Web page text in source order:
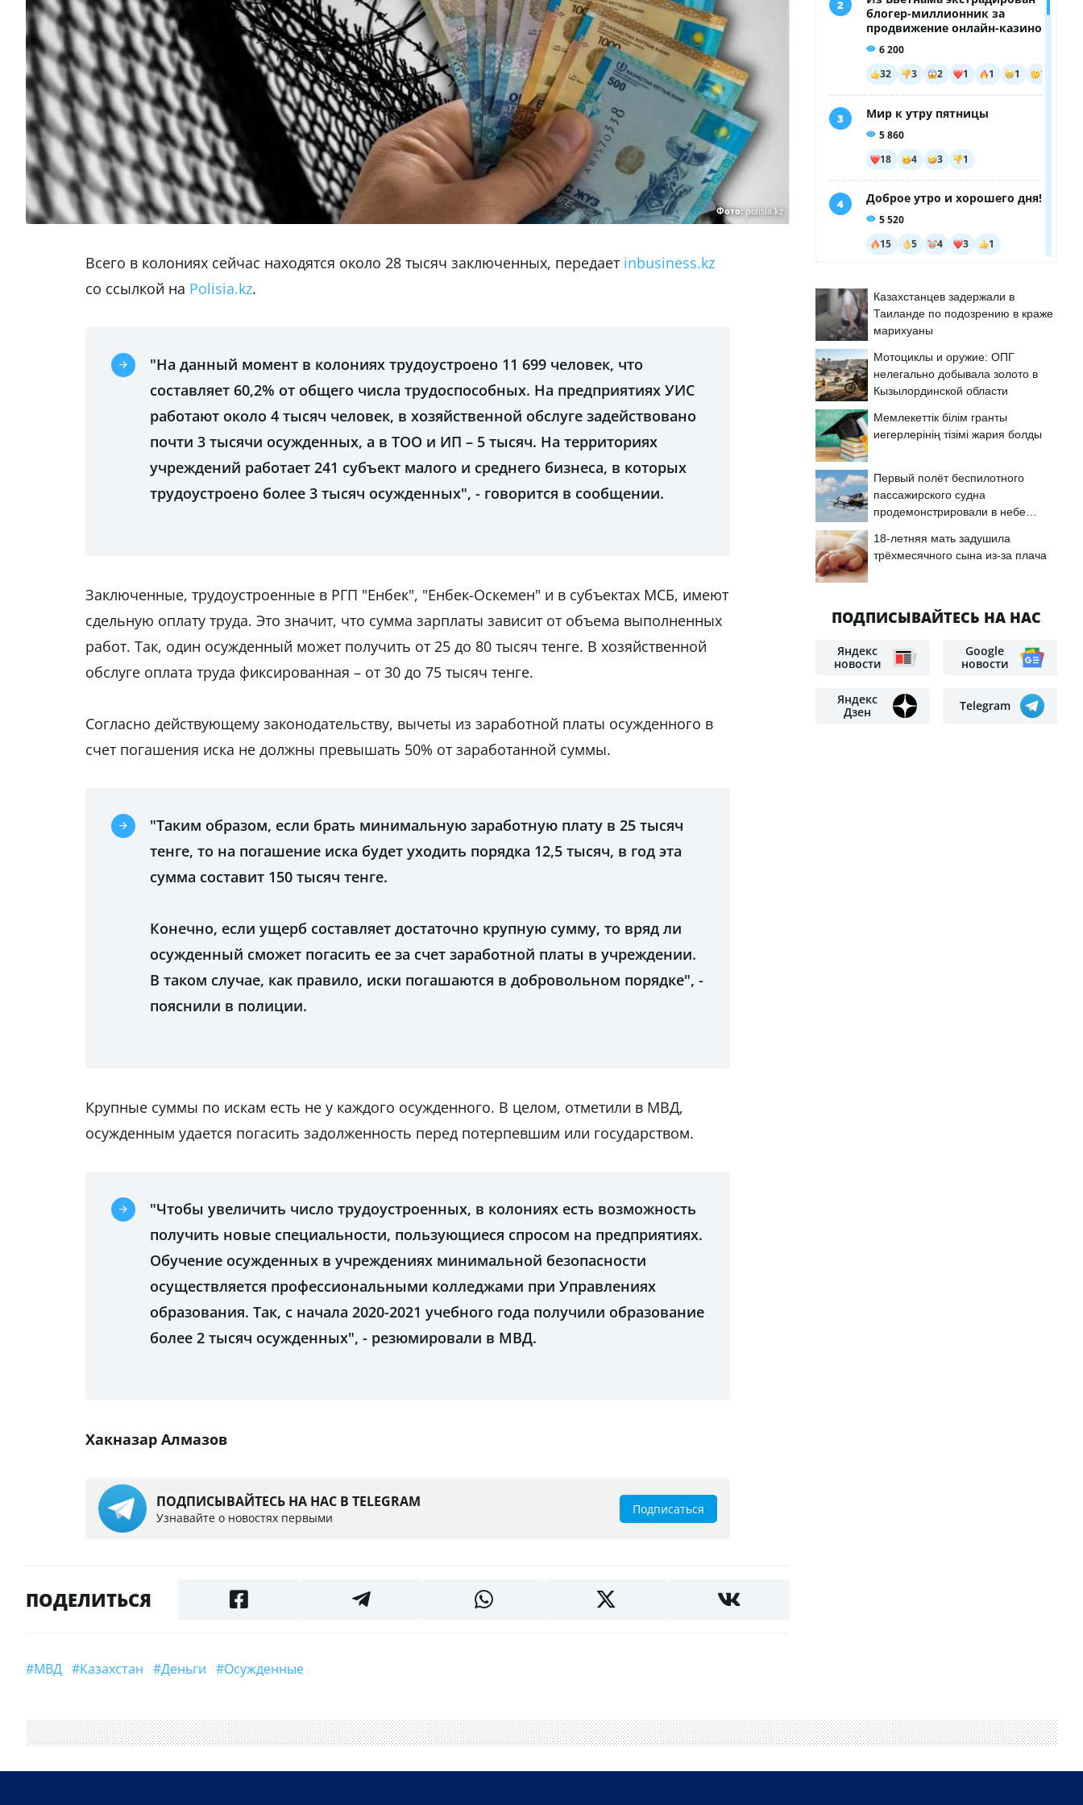
Фото:polisia.kz
Всего в колониях сейчас находятся около 28 тысяч заключенных, передает inbusiness.kz
со ссылкой на Polisia.kz.
"На данный момент в колониях трудоустроено 11 699 человек, что
составляет 60,2% от общего числа трудоспособных. На предприятиях УИС
работают около 4 тысяч человек, в хозяйственной обслуге задействовано
почти 3 тысячи осужденных, а в ТОО и ИП – 5 тысяч. На территориях
учреждений работает 241 субъект малого и среднего бизнеса, в которых
трудоустроено более 3 тысяч осужденных", - говорится в сообщении.
Заключенные, трудоустроенные в РГП "Енбек", "Енбек-Оскемен" и в субъектах МСБ, имеют
сдельную оплату труда. Это значит, что сумма зарплаты зависит от объема выполненных
работ. Так, один осужденный может получить от 25 до 80 тысяч тенге. В хозяйственной
обслуге оплата труда фиксированная – от 30 до 75 тысяч тенге.
Согласно действующему законодательству, вычеты из заработной платы осужденного в
счет погашения иска не должны превышать 50% от заработанной суммы.
"Таким образом, если брать минимальную заработную плату в 25 тысяч
тенге, то на погашение иска будет уходить порядка 12,5 тысяч, в год эта
сумма составит 150 тысяч тенге.
Конечно, если ущерб составляет достаточно крупную сумму, то вряд ли
осужденный сможет погасить ее за счет заработной платы в учреждении.
В таком случае, как правило, иски погашаются в добровольном порядке", -
пояснили в полиции.
Крупные суммы по искам есть не у каждого осужденного. В целом, отметили в МВД,
осужденным удается погасить задолженность перед потерпевшим или государством.
"Чтобы увеличить число трудоустроенных, в колониях есть возможность
получить новые специальности, пользующиеся спросом на предприятиях.
Обучение осужденных в учреждениях минимальной безопасности
осуществляется профессиональными колледжами при Управлениях
образования. Так, с начала 2020-2021 учебного года получили образование
более 2 тысяч осужденных", - резюмировали в МВД.
Хакназар Алмазов
ПОДПИСЫВАЙТЕСЬ НА НАС В TELEGRAM
Узнавайте о новостях первыми
Подписаться
ПОДЕЛИТЬСЯ
#МВД #Казахстан #деньги #осужденные
Казахстанцев задержали в
Таиланде по подозрению в краже
марихуаны
Мотоциклы и оружие: ОПГ
нелегально добывала золото в
Кызылординской области
Мемлекеттік білім гранты
иегерлерінің тізімі жария болды
Первый полёт беспилотного
пассажирского судна
продемонстрировали в небе
18-летняя мать задушила
трёхмесячного сына из-за плача
ПОДПИСЫВАЙТЕСЬ НА НАС
Яндекс
новости
Google
новости
Яндекс
Дзен
Telegram